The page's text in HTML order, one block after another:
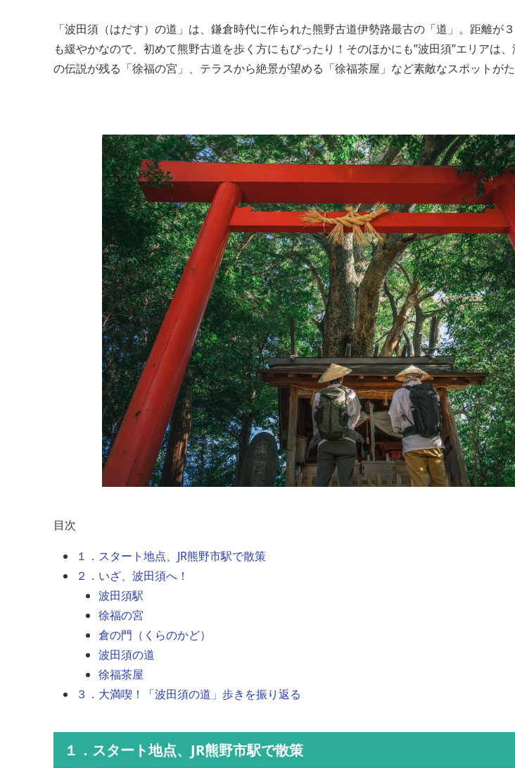
「波田須（はだす）の道」は、鎌倉時代に作られた熊野古道伊勢路最古の「道」。距離が
も緩やかなので、初めて熊野古道を歩く方にもぴったり！そのほかにも”波田須”エリアは
の伝説が残る「徐福の宮」、テラスから絶景が望める「徐福茶屋」など素敵なスポットが
目次
１．スタート地点、JR熊野市駅で散策
２．いざ、波田須へ！
波田須駅
徐福の宮
倉の門（くらのかど）
波田須の道
徐福茶屋
３．大満喫！「波田須の道」歩きを振り返る
１．スタート地点、JR熊野市駅で散策